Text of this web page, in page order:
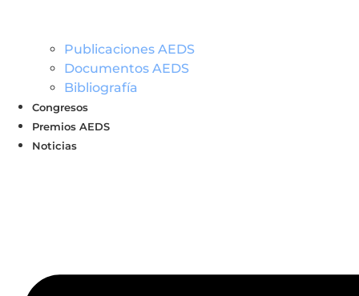
Publicaciones AEDS
Documentos AEDS
Bibliografía
Congresos
Premios AEDS
Noticias